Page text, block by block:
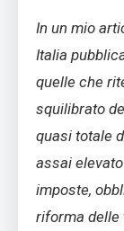
In un mio
Italia
quelle che
squilibrato
quasi totale
assai
imposte,
riforma